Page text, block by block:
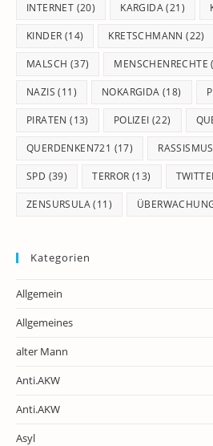
INTERNET (20) KARGIDA(21)
KINDER (14) KRETSCHMANN (22)
MALSCH (37) MENSCHENRECHTE
NAZIS (11) NOKARGIDA (18)
PIRATEN (13) POLIZEI (22)
QUERDENKEN721 (17) RASSISMUS
SPD (39) TERROR (13)
ZENSURSULA(11)
Kategorien
Allgemein
Allgemeines
alter Mann
Anti.AKW
Anti.AKW
Asyl